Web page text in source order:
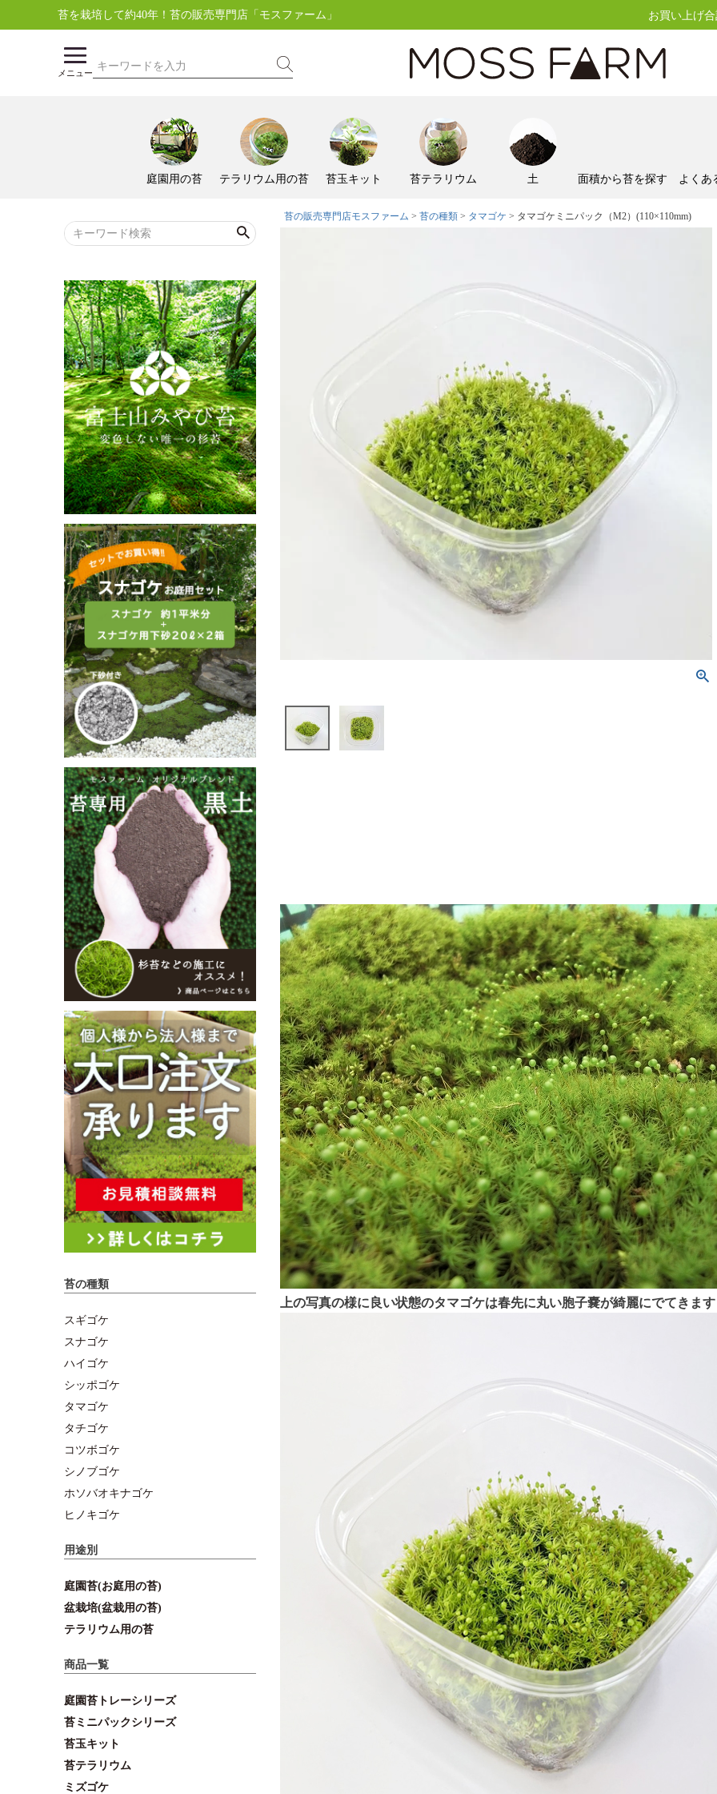
苔を栽培して約40年！苔の販売専門店「モスファーム」 お買い上げ
メニュー
庭園用の苔 テラリウム用の苔 苔玉キット 苔テラリウム 土 面積から苔を探す よくあ
苔の種類
スギゴケ
スナゴケ
ハイゴケ
シッポゴケ
タマゴケ
タチゴケ
コツボゴケ
シノブゴケ
ホソバオキナゴケ
ヒノキゴケ
用途別
庭園苔(お庭用の苔)
盆栽培(盆栽用の苔)
テラリウム用の苔
商品一覧
庭園苔トレーシリーズ
苔ミニパックシリーズ
苔玉キット
苔テラリウム
ミズゴケ
苔の販売専門店モスファーム 苔の種類 タマゴケ タマゴケミニパック（M2）(110×110mm)
上の写真の様に良い状態のタマゴケは春先に丸い胞子嚢が綺麗にでてきま